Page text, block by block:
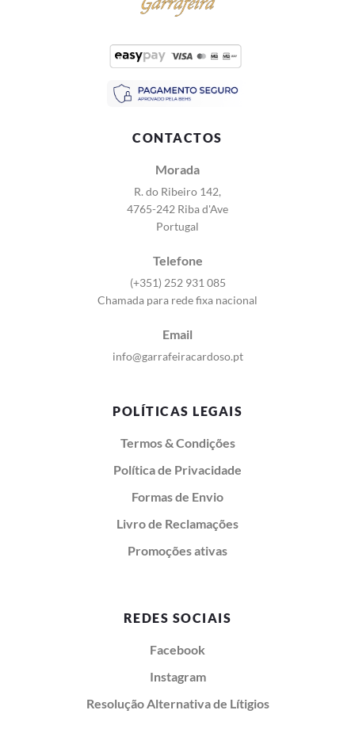
CONTACTOS
Morada
R. do Ribeiro 142,
4765-242 Riba d'Ave
Portugal
Telefone
(+351) 252 931 085
Chamada para rede fixa nacional
Email
info@garrafeiracardoso.pt
POLÍTICAS LEGAIS
Termos & Condições
Política de Privacidade
Formas de Envio
Livro de Reclamações
Promoções ativas
REDES SOCIAIS
Facebook
Instagram
Resolução Alternativa de Lítigios